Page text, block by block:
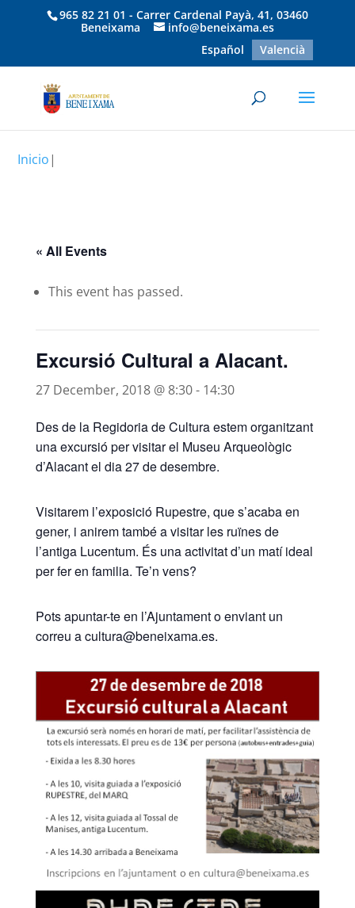
965 82 21 01 - Carrer Cardenal Payà, 41, 03460
Beneixama
info@beneixama.es
Español
Valencià
Inicio|
« All Events
This event has passed.
Excursió Cultural a Alacant.
27 December, 2018 @ 8:30- 14:30
Des de la Regidoria de Cultura estem organitzant
una excursió per visitar el Museu Arqueològic
d’Alacant el dia 27 de desembre.
Visitarem l’exposició Rupestre, que s’acaba en
gener, i anirem també a visitar les ruïnes de
l’antiga Lucentum. És una activitat d’un matí ideal
per fer en familia. Te’n vens?
Pots apuntar-te en l’Ajuntament o enviant un
correu a cultura@beneixama.es.